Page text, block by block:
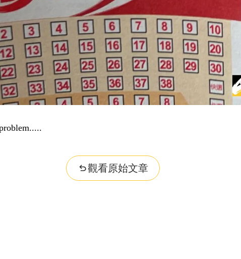
觀看原始文章